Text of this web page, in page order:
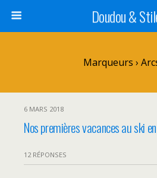
Doudou &
Marqueurs ›
6 MARS 2018
Nos premières vacances au ski
12 RÉPONSES